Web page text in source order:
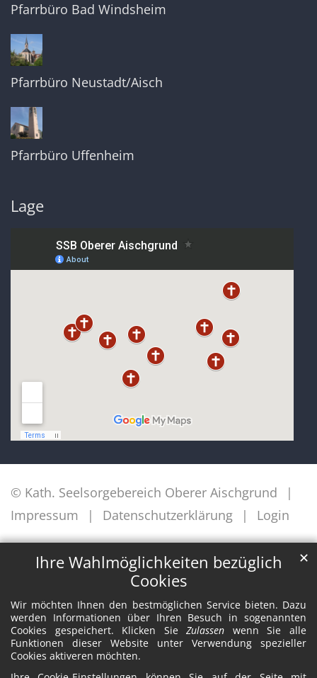
Ihre Wahlmöglichkeiten bezüglich
Cookies
Wir möchten Ihnen den bestmöglichen Service bieten. Dazu
werden Informationen über Ihren Besuch in sogenannten
Cookies gespeichert. Klicken SieZulassen wenn Sie alle
Funktionen dieser Website unter Verwendung spezieller
Cookies aktiveren möchten.
✕
Pfarrbüro Bad Windsheim
Pfarrbüro Neustadt/Aisch
Pfarrbüro Uffenheim
Lage
© Kath. Seelsorgebereich Oberer Aischgrund
Impressum
Datenschutzerklärung Login